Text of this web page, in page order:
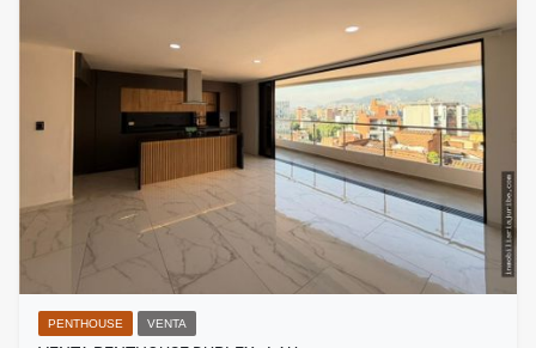
PENTHOUSE VENTA